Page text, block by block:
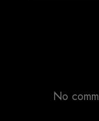
No